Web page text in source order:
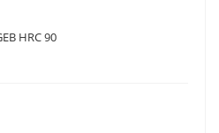
HRC 90